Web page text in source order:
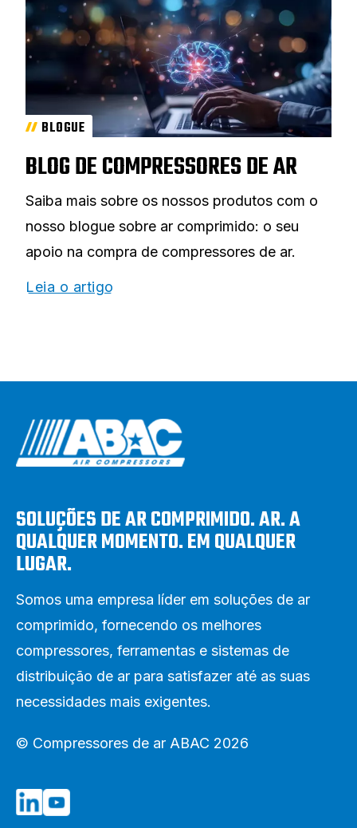
BLOGUE
BLOG DE COMPRESSORES DE AR
Saiba mais sobre os nossos produtos com o
nosso blogue sobre ar comprimido: o seu
apoio na compra de compressores de ar.
Leia o artigo
SOLUÇÕES DE AR COMPRIMIDO. AR. A
QUALQUER MOMENTO. EM QUALQUER
LUGAR.
Somos uma empresa líder em soluções de ar
comprimido, fornecendo os melhores
compressores, ferramentas e sistemas de
distribuição de ar para satisfazer até as suas
necessidades mais exigentes.
© Compressores de ar ABAC 2026